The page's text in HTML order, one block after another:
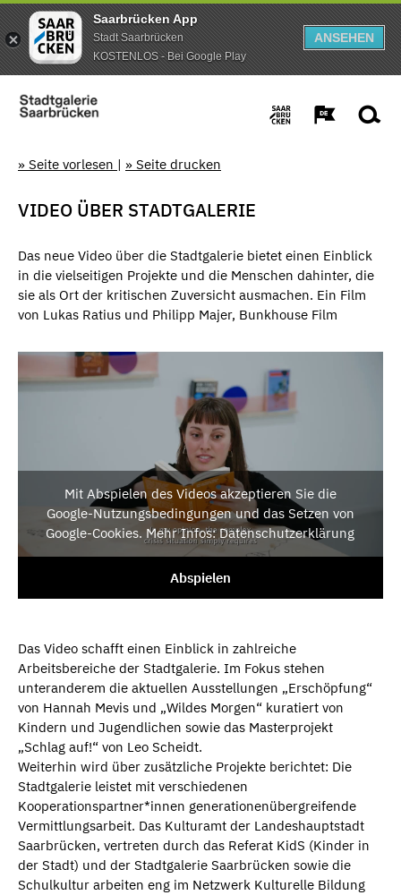
Saarbrücken App
Stadt Saarbrücken
KOSTENLOS - Bei Google Play
ANSEHEN
» Seite vorlesen | » Seite drucken
VIDEO ÜBER STADTGALERIE
Das neue Video über die Stadtgalerie bietet einen Einblick
in die vielseitigen Projekte und die Menschen dahinter, die
sie als Ort der kritischen Zuversicht ausmachen. Ein Film
von Lukas Ratius und Philipp Majer, Bunkhouse Film
Mit Abspielen des Videos akzeptieren Sie die
Google-Nutzungsbedingungen und das Setzen von
Google-Cookies. Mehr Infos: Datenschutzerklärung
Abspielen
Das Video schafft einen Einblick in zahlreiche
Arbeitsbereiche der Stadtgalerie. Im Fokus stehen
unteranderem die aktuellen Ausstellungen „Erschöpfung“
von Hannah Mevis und „Wildes Morgen“ kuratiert von
Kindern und Jugendlichen sowie das Masterprojekt
„Schlag auf!“ von Leo Scheidt.
Weiterhin wird über zusätzliche Projekte berichtet: Die
Stadtgalerie leistet mit verschiedenen
Kooperationspartner*innen generationenübergreifende
Vermittlungsarbeit. Das Kulturamt der Landeshauptstadt
Saarbrücken, vertreten durch das Referat KidS (Kinder in
der Stadt) und der Stadtgalerie Saarbrücken sowie die
Schulkultur arbeiten eng im Netzwerk Kulturelle Bildung